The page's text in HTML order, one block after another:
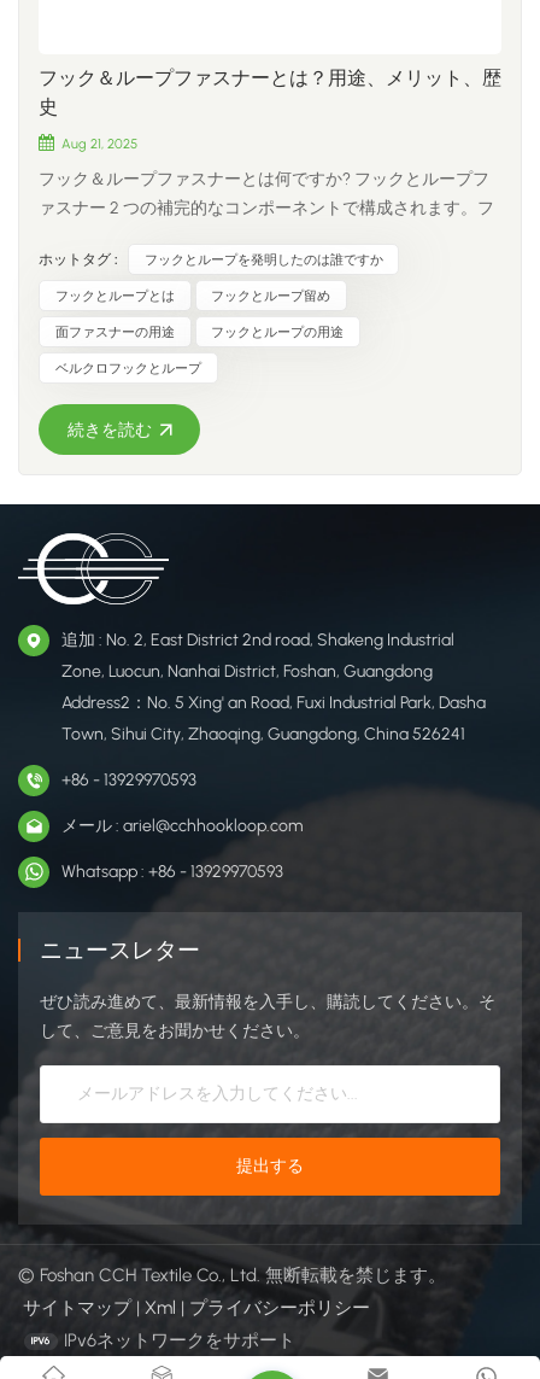
フック＆ループファスナーとは？用途、メリット、歴
史
Aug 21, 2025
フック＆ループファスナーとは何ですか? フックとループフ
ァスナー 2 つの補完的なコンポーネントで構成されます。フ
羽立ったループ付き） 押し合わせるとフックがループにしっ
かりと噛み合い、強力でありながらリバーシブルな結合を実
現します。この多用途なシステムは、ボタンやジッパーなど
の従来の留め具に代わるもので、素早く締めることができ、
引っ張るだけで簡単に外すことができます。 フック＆ループ
ファスナーの主な利点: 使いやすく安全 - ツールは不要メンテ
ナンスフリーで耐久性に優れています - 接着剤を使わずに長
ジョルジュ・ド・メストラルによって発明されました。オナ
ガザルが愛犬の毛やベルベットのズボンにくっついている様
を発見したのです。 長年の開発を経て、彼は1955年に**ベル
クロ®**の特許を取得しました。これはフランス語の
velour（ベルベット）とcrochet（かぎ針）を組み合わせた名
前です。彼の発明は20世紀における最も重要なイノベーショ
プソリューション ​フットウェア＆アパレル衣類：ボタンやジ
ッパーの代わり（例：ジャケット、子供服、スポーツウェ
ア）履物：スニーカーストラップ、整形外科用シューズ、簡
単に調節できる留め具 ケーブル管理IT/通信システムにおける
配線結束オフィス/産業用セットアップ用の再利用可能なケー
アパネル）ワイヤーハーネス管理車のフロアマットを固定す
る 梱包と輸送再利用可能なカーゴストラップ壊れやすいもの
を保護する包装 防衛・軍事タクティカルギアアタッチメント
（ベスト、ポーチ）装備迷彩カバー 家庭用家具家庭用品：カ
ストバンドの留め具ヨガマットストラップ 航空宇宙航空機内
部パネルの固定緊急機器の固定 CCHフックループ は、高品
質の面ファスナーを製造する信頼できるメーカーです。強力
なOEM/ODM体制を通じて、デザイン、色、形状、パッケー
ジなど、様々なカスタマイズソリューションでグローバルブ
ランドをサポートしています。詳細は、当社のウェブサイト
をご覧ください。 https://www.cchhookloop.com.
ホットタグ : フックとループを発明したのは誰ですか
フックとループとは フックとループ留め
面ファスナーの用途 フックとループの用途
ベルクロフックとループ
続きを読む
追加 : No. 2, East District 2nd road, Shakeng Industrial
Zone, Luocun, Nanhai District, Foshan, Guangdong
Address2：No. 5 Xing' an Road, Fuxi Industrial Park, Dasha
Town, Sihui City, Zhaoqing, Guangdong, China 526241
+86 - 13929970593
メール : ariel@cchhookloop.com
Whatsapp : +86 - 13929970593
ニュースレター
ぜひ読み進めて、最新情報を入手し、購読してください。そ
して、ご意見をお聞かせください。
© Foshan CCH Textile Co., Ltd. 無断転載を禁じます。
サイトマップ | Xml | プライバシーポリシー
IPv6ネットワークをサポート